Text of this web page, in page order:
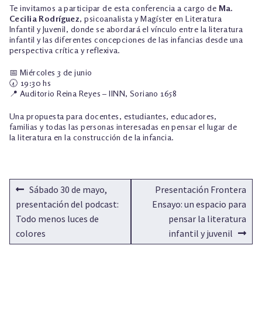
INFANCIA Y VÍNCULOS
PODCASTS
TALLER EXPLORACIONES LITERARIAS
INFANCIA Y VÍNCULOS
PODCASTS
TALLER EXPLORACIONES LITERARIAS
Te invitamos a participar de esta conferencia a cargo de Ma.
Cecilia Rodríguez, psicoanalista y Magíster en Literatura
Infantil y Juvenil, donde se abordará el vínculo entre la literatura
infantil y las diferentes concepciones de las infancias desde una
perspectiva crítica y reflexiva.
📅 Miércoles 3 de junio
🕢 19:30 hs
📍 Auditorio Reina Reyes – IINN, Soriano 1658
Una propuesta para docentes, estudiantes, educadores,
familias y todas las personas interesadas en pensar el lugar de
la literatura en la construcción de la infancia.
NAVEGACIÓN
DE
ENTRADAS
Anterior:
Sábado 30 de mayo,
presentación del podcast:
Todo menos luces de
colores
Siguiente:
Presentación Frontera
Ensayo: un espacio para
pensar la literatura
infantil y juvenil